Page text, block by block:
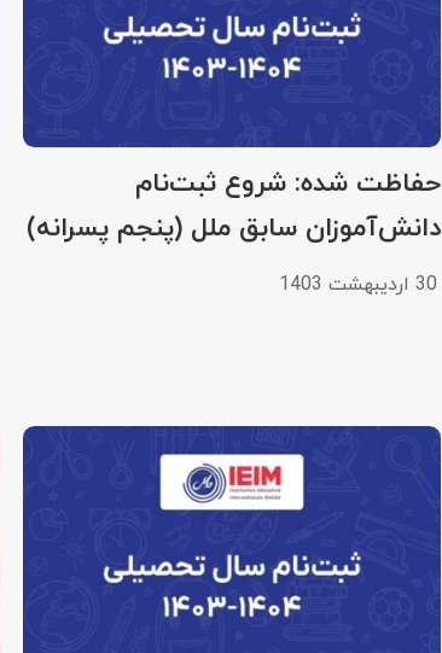
حفاظت شده: شروع ثبت‌نام
دانش‌آموزان سابق ملل (پنجم پسرانه)
30 اردیبهشت 1403